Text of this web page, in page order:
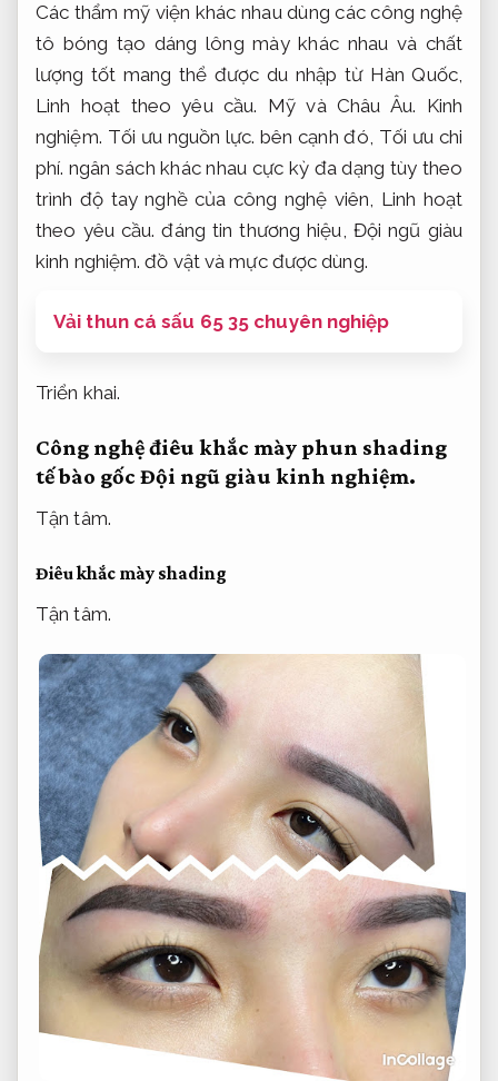
Các thẩm mỹ viện khác nhau dùng các công nghệ
tô bóng tạo dáng lông mày khác nhau và chất
lượng tốt mang thể được du nhập từ Hàn Quốc,
Linh hoạt theo yêu cầu. Mỹ và Châu Âu. Kinh
nghiệm. Tối ưu nguồn lực. bên cạnh đó, Tối ưu chi
phí. ngân sách khác nhau cực kỳ đa dạng tùy theo
trình độ tay nghề của công nghệ viên, Linh hoạt
theo yêu cầu. đáng tin thương hiệu, Đội ngũ giàu
kinh nghiệm. đồ vật và mực được dùng.
Vải thun cá sấu 65 35 chuyên nghiệp
Triển khai.
Công nghệ điêu khắc mày phun shading
tế bào gốc Đội ngũ giàu kinh nghiệm.
Tận tâm.
Điêu khắc mày shading
Tận tâm.